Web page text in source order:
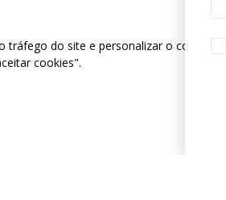
(11) 2108 9310
- Trabalhadores(as) na Base
tráfego do site e personalizar o
cookies".